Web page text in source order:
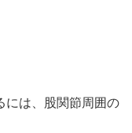
には、股関節周囲の